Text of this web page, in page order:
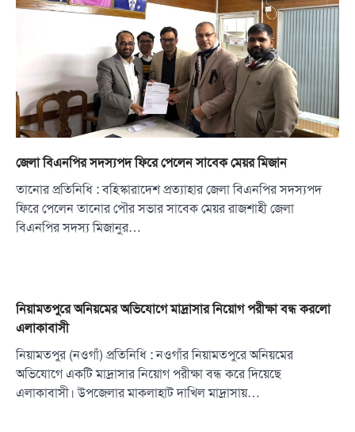
জেলা বিএনপির সদস্যপদ ফিরে পেলেন সাবেক মেয়র মিজান
তানোর প্রতিনিধি : বহিস্কারাদেশ প্রত্যাহার জেলা বিএনপির সদস্যপদ
ফিরে পেলেন তানোর পৌর সভার সাবেক মেয়র রাজশাহী জেলা
বিএনপির সদস্য মিজানুর…
নিয়ামতপুরে অনিয়মের অভিযোগে মাদ্রাসার নিয়োগ পরীক্ষা বন্ধ করলো
এলাকাবাসী
নিয়ামতপুর (নওগাঁ) প্রতিনিধি : নওগাঁর নিয়ামতপুরে অনিয়মের
অভিযোগে একটি মাদ্রাসার নিয়োগ পরীক্ষা বন্ধ করে দিয়েছে
এলাকাবাসী। উপজেলার মাকলাহাট দাখিল মাদ্রাসায়…